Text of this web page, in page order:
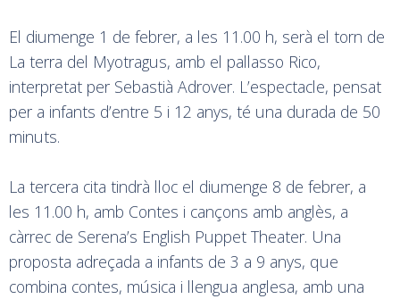
El diumenge 1 de febrer, a les 11.00 h, serà el torn de
La terra del Myotragus, amb el pallasso Rico,
interpretat per Sebastià Adrover. L’espectacle, pensat
per a infants d’entre 5 i 12 anys, té una durada de 50
minuts.
La tercera cita tindrà lloc el diumenge 8 de febrer, a
les 11.00 h, amb Contes i cançons amb anglès, a
càrrec de Serena’s English Puppet Theater. Una
proposta adreçada a infants de 3 a 9 anys, que
combina contes, música i llengua anglesa, amb una